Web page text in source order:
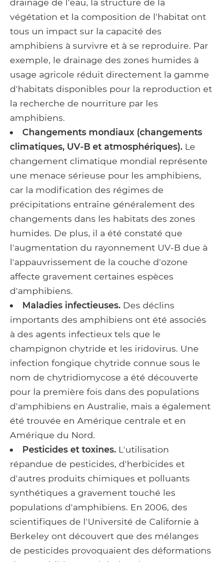
drainage de l'eau, la structure de la
végétation et la composition de l'habitat ont
tous un impact sur la capacité des
amphibiens à survivre et à se reproduire. Par
exemple, le drainage des zones humides à
usage agricole réduit directement la gamme
d'habitats disponibles pour la reproduction et
la recherche de nourriture par les
amphibiens.
Changements mondiaux (changements
climatiques, UV-B et atmosphériques). Le
changement climatique mondial représente
une menace sérieuse pour les amphibiens,
car la modification des régimes de
précipitations entraîne généralement des
changements dans les habitats des zones
humides. De plus, il a été constaté que
l'augmentation du rayonnement UV-B due à
l'appauvrissement de la couche d'ozone
affecte gravement certaines espèces
d'amphibiens.
Maladies infectieuses. Des déclins
importants des amphibiens ont été associés
à des agents infectieux tels que le
champignon chytride et les iridovirus. Une
infection fongique chytride connue sous le
nom de chytridiomycose a été découverte
pour la première fois dans des populations
d'amphibiens en Australie, mais a également
été trouvée en Amérique centrale et en
Amérique du Nord.
Pesticides et toxines. L'utilisation
répandue de pesticides, d'herbicides et
d'autres produits chimiques et polluants
synthétiques a gravement touché les
populations d'amphibiens. En 2006, des
scientifiques de l'Université de Californie à
Berkeley ont découvert que des mélanges
de pesticides provoquaient des déformations